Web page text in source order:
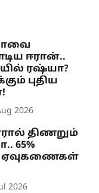
ஈரான்..
ரஷ்யா?
புதிய
2026
திணறும்
65%
ஏவுகணைகள்
2026